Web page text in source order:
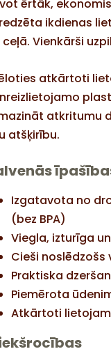
ērtāk,
ikdienas
Vienkārši
atkārtoti
atkritumu
atšķirību.
Izgatavota no
(bez BPA)
Viegla, izturīga
Cieši
Praktiska
Piemērota
Atkārtoti